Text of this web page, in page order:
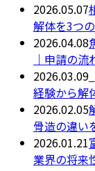
2026.05.07
解体を3つ
2026.04.08
｜申請の
2026.03.09
経験から解
2026.02.05
骨造の違い
2026.01.21
業界の将来